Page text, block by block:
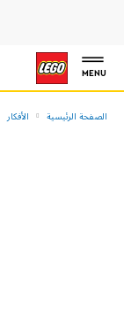
MENU
الصفحة الرئيسية الأفكار